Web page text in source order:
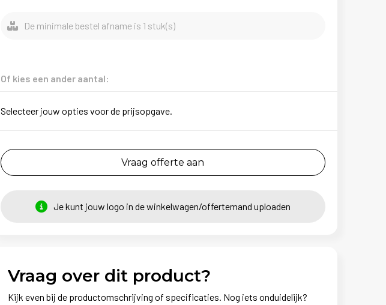
De minimale bestel afname is 1 stuk(s)
Of kies een ander aantal:
Selecteer jouw opties voor de prijsopgave.
Vraag offerte aan
Je kunt jouw logo in de winkelwagen/offertemand uploaden
Vraag over dit product?
Kijk even bij de productomschrijving of specificaties. Nog iets onduidelijk?